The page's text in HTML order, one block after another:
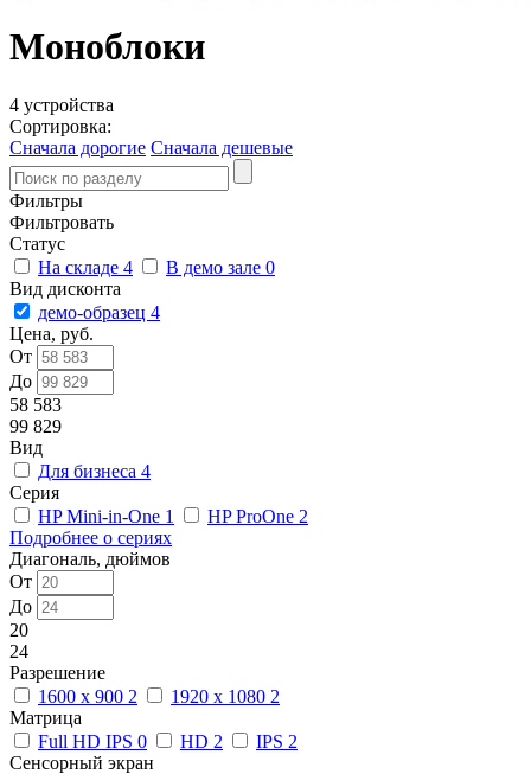
Моноблоки
4 устройства
Сортировка:
Сначала дорогие Сначала дешевые
Фильтры
Фильтровать
Статус
На складе 4 В демо зале 0
Вид дисконта
демо-образец 4
Цена, руб.
От
До
58 583
99 829
Вид
Для бизнеса 4
Серия
HP Mini-in-One 1 HP ProOne 2
Подробнее о сериях
Диагональ, дюймов
От
До
20
24
Разрешение
1600 x 900 2 1920 x 1080 2
Матрица
Full HD IPS 0 HD 2 IPS 2
Сенсорный экран